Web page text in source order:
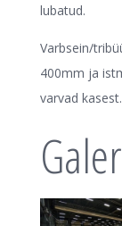
lubatud.
Varbsein/
400mm ja
varvad kasest.